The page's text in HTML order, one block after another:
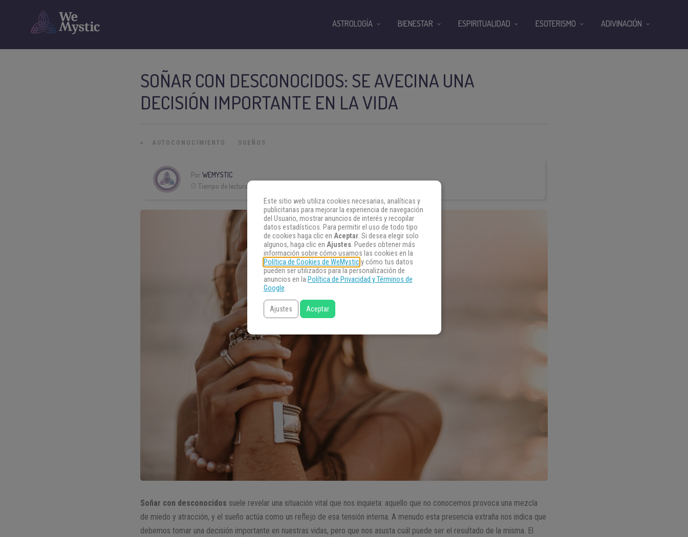
SOÑAR CON DESCONOCIDOS: SE AVECINA UNA
DECISIÓN IMPORTANTE EN LA VIDA
» AUTOCONOCIMIENTO SUEÑOS
Por WEMYSTIC
Tiempo de lectura:
Soñar con desconocidos suele revelar una situación vital que nos inquieta: aquello que no conocemos provoca una mezcla
de miedo y atracción, y el sueño actúa como un reflejo de esa tensión interna. A menudo esta presencia extraña nos indica que
debemos tomar una decisión importante en nuestras vidas, pero que nos asusta cuál puede ser el resultado de la misma. El
ASTROLOGÍA BIENESTAR ESPIRITUALIDAD ESOTERISMO ADIVINACIÓN
Este sitio web utiliza cookies necesarias, analíticas y
publicitarias para mejorar la experiencia de navegación
del Usuario, mostrar anuncios de interés y recopilar
datos estadísticos. Para permitir el uso de todo tipo
de cookies haga clic en Aceptar. Si desea elegir solo
algunos, haga clic en Ajustes. Puedes obtener más
información sobre cómo usamos las cookies en la
Política de Cookies de WeMysticy cómo tus datos
pueden ser utilizados para la personalización de
anuncios en la Política de Privacidad y Términos de
Google.
Ajustes Aceptar